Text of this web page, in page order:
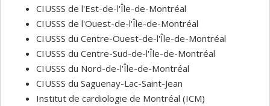
CIUSSS de l'Est-de-l'Île-de-Montréal
CIUSSS de l'Ouest-de-l'Île-de-Montréal
CIUSSS du Centre-Ouest-de-l'Île-de-Montréal
CIUSSS du Centre-Sud-de-l'Île-de-Montréal
CIUSSS du Nord-de-l'Île-de-Montréal
CIUSSS du Saguenay-Lac-Saint-Jean
Institut de cardiologie de Montréal (ICM)